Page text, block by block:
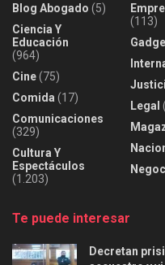
Blog Abogado (5)
Ciencia Y
Educación
(964)
Cine(75)
Comida (17)
Comunicaciones
(329)
Cultura Y
Espectáculos
(1.203)
(113)
Legal
Te puede interesar
Decretan